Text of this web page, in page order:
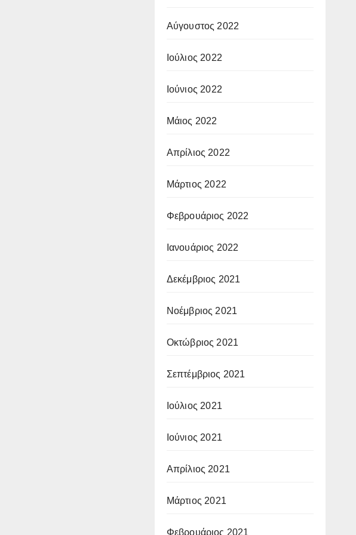
Αύγουστος 2022
Ιούλιος 2022
Ιούνιος 2022
Μάιος 2022
Απρίλιος 2022
Μάρτιος 2022
Φεβρουάριος 2022
Ιανουάριος 2022
Δεκέμβριος 2021
Νοέμβριος 2021
Οκτώβριος 2021
Σεπτέμβριος 2021
Ιούλιος 2021
Ιούνιος 2021
Απρίλιος 2021
Μάρτιος 2021
Φεβρουάριος 2021